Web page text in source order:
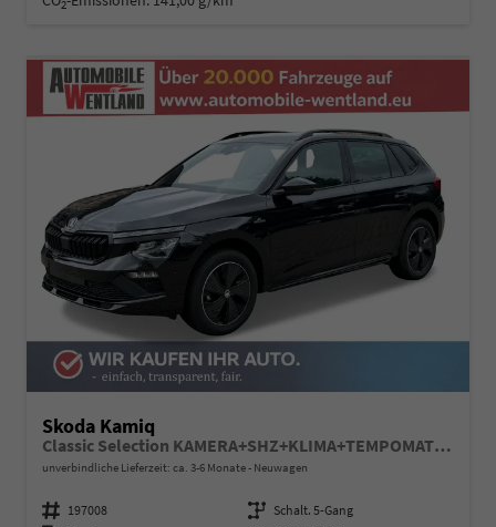
2
Skoda Kamiq
Classic Selection KAMERA+SHZ+KLIMA+TEMPOMAT+LED+16" LM
unverbindliche Lieferzeit: ca. 3-6 Monate Neuwagen
Fahrzeugnummer 197008 Getriebe Schalt. 5-Gang